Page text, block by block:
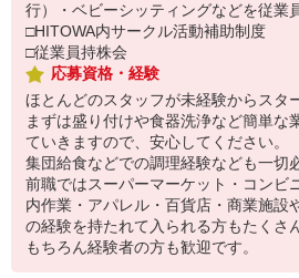
行）・ベビーシッティングなどを従業
□HITOWA内サークル活動補助制度
□従業員持株会
応募資格・経験
ほとんどのスタッフが未経験からスタ
まずは盛り付けや食器洗浄など簡単な
ていきますので、安心してください。
集団給食などでの調理経験なども一切
前職ではスーパーマーケット・コンビ
内作業・アパレル・百貨店・商業施設
の経験を持たれて入られる方もたくさ
もちろん経験者の方も歓迎です。